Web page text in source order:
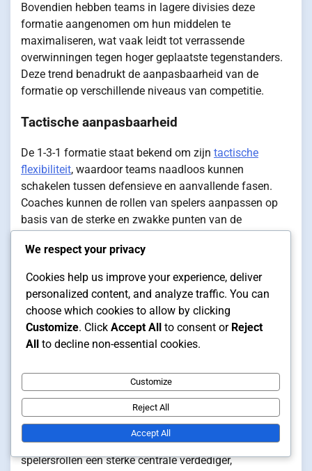
Bovendien hebben teams in lagere divisies deze
formatie aangenomen om hun middelen te
maximaliseren, wat vaak leidt tot verrassende
overwinningen tegen hoger geplaatste tegenstanders.
Deze trend benadrukt de aanpasbaarheid van de
formatie op verschillende niveaus van competitie.
Tactische aanpasbaarheid
De 1-3-1 formatie staat bekend om zijn tactische
flexibiliteit, waardoor teams naadloos kunnen
schakelen tussen defensieve en aanvallende fasen.
Coaches kunnen de rollen van spelers aanpassen op
basis van de sterke en zwakke punten van de
is in de wedstrijdvoorbereiding.
Bijvoorbeeld, een team kan ervoor kiezen om een meer
defensieve middenvelder in de centrale rol te plaatsen
wanneer ze tegenover een sterke aanvallende ploeg
staan, terwijl ze kiezen voor een creatievere speler
tegen zwakkere tegenstanders. Deze aanpasbaarheid
Belangrijke spelersrollen
In de 1-3-1 formatie omvatten de belangrijkste
spelersrollen een sterke centrale verdediger,
We respect your privacy
Cookies help us improve your experience, deliver
personalized content, and analyze traffic. You can
choose which cookies to allow by clicking
Customize. Click Accept All to consent or Reject
All to decline non-essential cookies.
Customize
Reject All
Accept All